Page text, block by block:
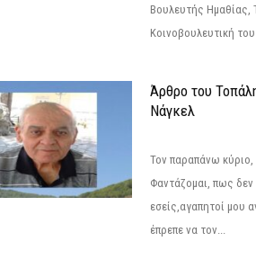
Βουλευτής
Κοινοβουλευτική
Άρθρο του
Νάγκελ
Τον παραπάνω
Φαντάζομαι, πως δεν
εσείς,αγαπητοί μου
έπρεπε να τον...